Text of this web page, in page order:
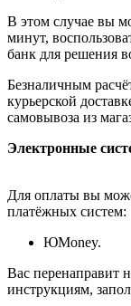
В этом случае вы
минут,
банк для решения
Безналичным
курьерской
самовывоза из
Электронные
Для оплаты вы
платёжных систем:
ЮMoney.
Вас перенаправит
инструкциям,